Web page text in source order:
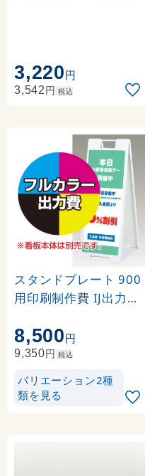
3,220円
3,542円 税込
スタンドプレート 900
用印刷制作費 IJ出力＋
工込 【両面印刷】 ※看
板本体別売
8,500円
9,350円 税込
バリエーション2種
類を見る